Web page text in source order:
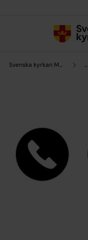
Svenska kyrkan Malmö ...